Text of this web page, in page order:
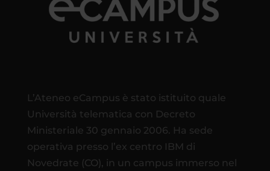
L’Ateneo eCampus è stato istituito quale
Università telematica con Decreto
Ministeriale 30 gennaio 2006. Ha sede
operativa presso l’ex centro IBM di
Novedrate (CO), in un campus immerso nel